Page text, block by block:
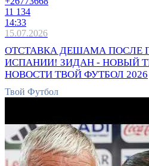
11 134
14:33
15.07.2026
ОТСТАВКА ДЕШАМА ПОСЛЕ
ИСПАНИИ! ЗИДАН - НОВЫЙ
НОВОСТИ ТВОЙ ФУТБОЛ 2026
Твой Футбол